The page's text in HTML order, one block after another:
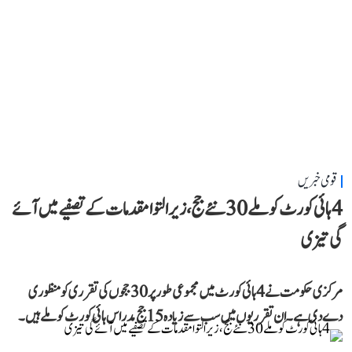
قومی خبریں
4 ہائی کورٹ کو ملے 30 نئے جج، زیر التوا مقدمات کے تصفیے میں آئے
گی تیزی
مرکزی حکومت نے 4 ہائی کورٹ میں مجموعی طور پر 30 ججوں کی تقرری کو منظوری
دے دی ہے۔ ان تقرریوں میں سب سے زیادہ 15 جج مدراس ہائی کورٹ کو ملے ہیں۔